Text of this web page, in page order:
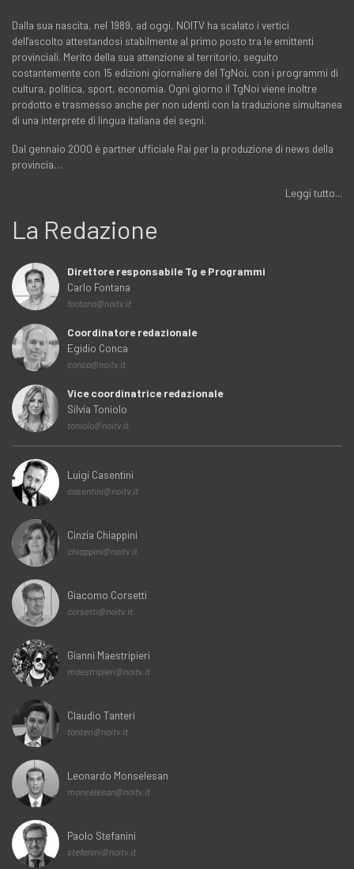
Dalla sua nascita, nel 1989, ad oggi, NOITV ha scalato i vertici
dell'ascolto attestandosi stabilmente al primo posto tra le emittenti
provinciali. Merito della sua attenzione al territorio, seguito
costantemente con 15 edizioni giornaliere del TgNoi, con i programmi di
cultura, politica, sport, economia. Ogni giorno il TgNoi viene inoltre
prodotto e trasmesso anche per non udenti con la traduzione simultanea
di una interprete di lingua italiana dei segni.
Dal gennaio 2000 è partner ufficiale Rai per la produzione di news della
provincia…
Leggi tutto...
La Redazione
Direttore responsabile Tg e Programmi
Carlo Fontana
fontana@noitv.it
Coordinatore redazionale
Egidio Conca
conca@noitv.it
Vice coordinatrice redazionale
Silvia Toniolo
toniolo@noitv.it
Luigi Casentini
casentini@noitv.it
Cinzia Chiappini
chiappini@noitv.it
Giacomo Corsetti
corsetti@noitv.it
Gianni Maestripieri
maestripieri@noitv.it
Claudio Tanteri
tanteri@noitv.it
Leonardo Monselesan
monselesan@noitv.it
Paolo Stefanini
stefanini@noitv.it